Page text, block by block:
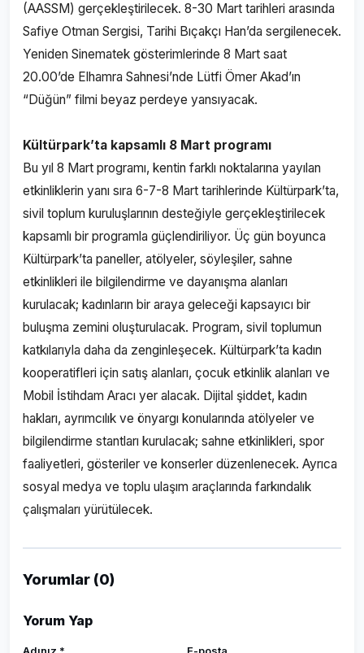
(AASSM) gerçekleştirilecek. 8-30 Mart tarihleri arasında
Safiye Otman Sergisi, Tarihi Bıçakçı Han’da sergilenecek.
Yeniden Sinematek gösterimlerinde 8 Mart saat
20.00’de Elhamra Sahnesi’nde Lütfi Ömer Akad’ın
“Düğün” filmi beyaz perdeye yansıyacak.
Kültürpark’ta kapsamlı 8 Mart programı
Bu yıl 8 Mart programı, kentin farklı noktalarına yayılan
etkinliklerin yanı sıra 6-7-8 Mart tarihlerinde Kültürpark’ta,
sivil toplum kuruluşlarının desteğiyle gerçekleştirilecek
kapsamlı bir programla güçlendiriliyor. Üç gün boyunca
Kültürpark’ta paneller, atölyeler, söyleşiler, sahne
etkinlikleri ile bilgilendirme ve dayanışma alanları
kurulacak; kadınların bir araya geleceği kapsayıcı bir
buluşma zemini oluşturulacak. Program, sivil toplumun
katkılarıyla daha da zenginleşecek. Kültürpark’ta kadın
kooperatifleri için satış alanları, çocuk etkinlik alanları ve
Mobil İstihdam Aracı yer alacak. Dijital şiddet, kadın
hakları, ayrımcılık ve önyargı konularında atölyeler ve
bilgilendirme stantları kurulacak; sahne etkinlikleri, spor
faaliyetleri, gösteriler ve konserler düzenlenecek. Ayrıca
sosyal medya ve toplu ulaşım araçlarında farkındalık
çalışmaları yürütülecek.
Yorumlar (0)
Yorum Yap